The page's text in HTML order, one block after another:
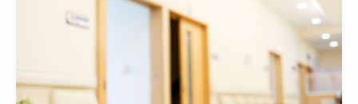
パートナー
寄付・応援